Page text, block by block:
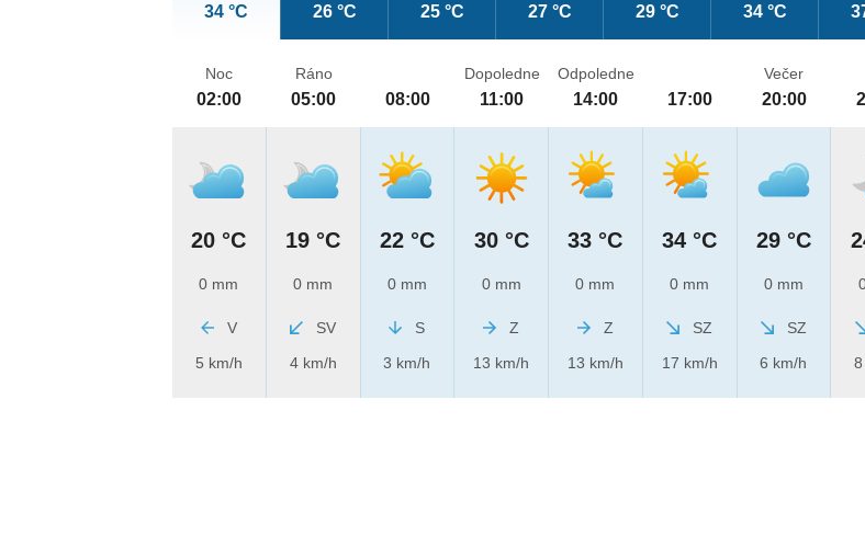
34 °C 26 °C 25 °C 27 °C 29 °C 34 °C
Noc
02:00
20 °C
0 mm
V
5 km/h
Ráno
05:00
19 °C
0 mm
SV
4 km/h
08:00
22 °C
0 mm
S
3 km/h
Dopoledne
11:00
30 °C
0 mm
Z
13 km/h
Odpoledne
14:00
33 °C
0 mm
Z
13 km/h
17:00
34 °C
0 mm
SZ
17 km/h
Večer
20:00
29 °C
0 mm
SZ
6 km/h